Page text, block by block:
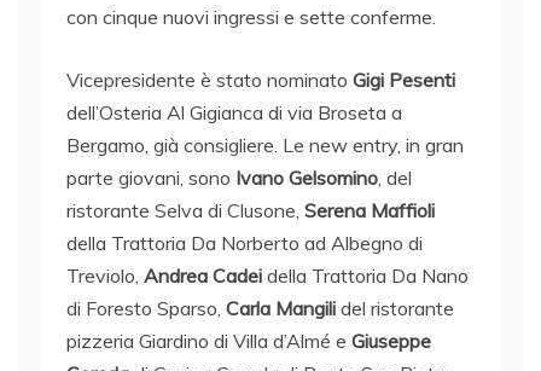
con cinque nuovi ingressi e sette conferme.
Vicepresidente è stato nominato Gigi Pesenti
dell’Osteria Al Gigianca di via Broseta a
Bergamo, già consigliere. Le new entry, in gran
parte giovani, sono Ivano Gelsomino , del
ristorante Selva di Clusone, Serena Maffioli
della Trattoria Da Norberto ad Albegno di
Treviolo, Andrea Cadei della Trattoria Da Nano
di Foresto Sparso, Carla Mangili del ristorante
pizzeria Giardino di Villa d’Almé e Giuseppe